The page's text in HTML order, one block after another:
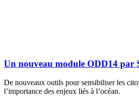
Un nouveau module ODD14 par
De nouveaux outils pour sensibiliser les
l’importance des enjeux liés à l’océan.